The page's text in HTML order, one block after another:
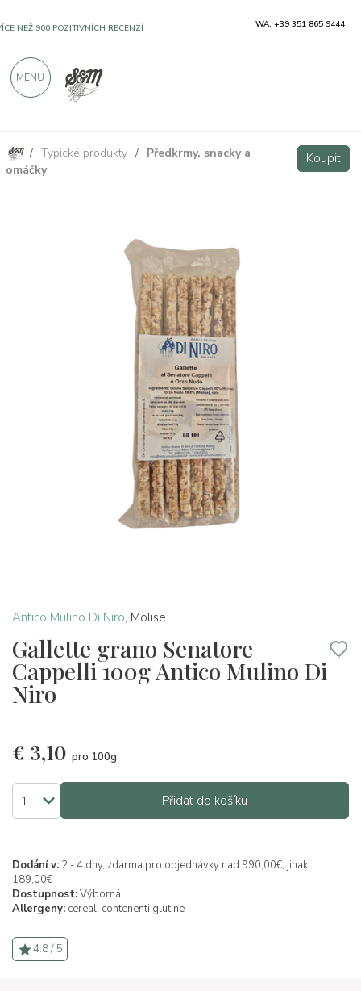
/ Typické produkty / Předkrmy, snacky a
omáčky
Koupit
Antico Mulino Di Niro, Molise
Gallette grano Senatore
Cappelli 100g Antico Mulino Di
Niro
€ 3,10 pro 100g
Přidat do košíku
Dodání v: 2 - 4 dny, zdarma pro objednávky nad 990,00€, jinak
189,00€
Dostupnost:Výborná
Allergeny: cereali contenenti glutine
4.8 / 5
Koupit
NEŽ 900 POZITIVNÍCH RECENZÍ WA: +39 351 865 9444
MENU